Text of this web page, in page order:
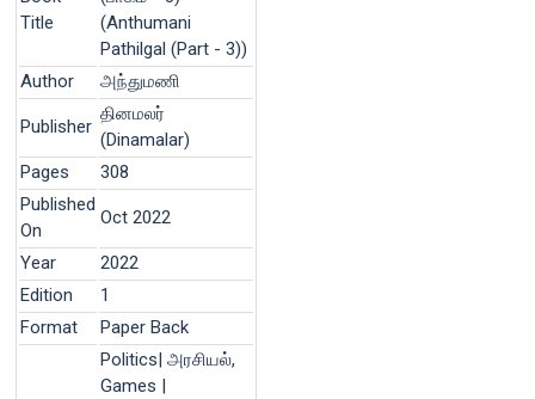
Title
(Anthumani
Pathilgal (Part - 3))
Author
அந்துமணி
Publisher
தினமலர்
(Dinamalar)
Pages
308
Published
On
Oct 2022
Year
2022
Edition
1
Format
Paper Back
Politics| அரசியல்,
Games |